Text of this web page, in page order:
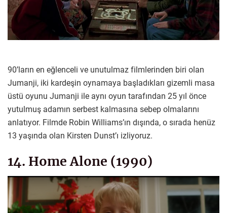
90’ların en eğlenceli ve unutulmaz filmlerinden biri olan
Jumanji, iki kardeşin oynamaya başladıkları gizemli masa
üstü oyunu Jumanji ile aynı oyun tarafından 25 yıl önce
yutulmuş adamın serbest kalmasına sebep olmalarını
anlatıyor. Filmde Robin Williams’ın dışında, o sırada henüz
13 yaşında olan Kirsten Dunst’ı izliyoruz.
14. Home Alone (1990)